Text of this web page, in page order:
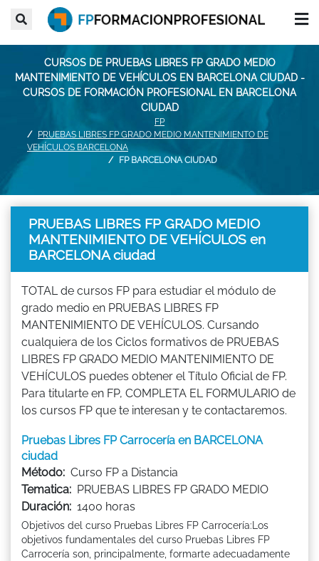
CURSOS DE PRUEBAS LIBRES FP GRADO MEDIO
MANTENIMIENTO DE VEHÍCULOS EN BARCELONA CIUDAD -
CURSOS DE FORMACIÓN PROFESIONAL EN BARCELONA
CIUDAD
FP
PRUEBAS LIBRES FP GRADO MEDIO MANTENIMIENTO DE
VEHÍCULOS BARCELONA
FP BARCELONA CIUDAD
PRUEBAS LIBRES FP GRADO MEDIO
MANTENIMIENTO DE VEHÍCULOS en
BARCELONA ciudad
TOTAL de cursos FP para estudiar el módulo de
grado medio en PRUEBAS LIBRES FP
MANTENIMIENTO DE VEHÍCULOS. Cursando
cualquiera de los Ciclos formativos de PRUEBAS
LIBRES FP GRADO MEDIO MANTENIMIENTO DE
VEHÍCULOS puedes obtener el Título Oficial de FP.
Para titularte en FP, COMPLETA EL FORMULARIO de
los cursos FP que te interesan y te contactaremos.
Pruebas Libres FP Carrocería en BARCELONA
ciudad
Método: Curso FP a Distancia
Tematica: PRUEBAS LIBRES FP GRADO MEDIO
Duración: 1400 horas
Objetivos del curso Pruebas Libres FP Carrocería:Los
objetivos fundamentales del curso Pruebas Libres FP
Carrocería son, principalmente, formarte adecuadamente